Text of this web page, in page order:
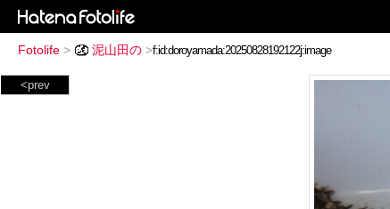
Fotolife > 泥山田の >
<prev